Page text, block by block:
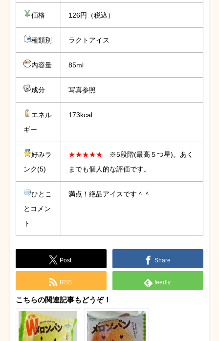
価格 126円（税込）
種類別 ラクトアイス
内容量 85ml
成分 写真参照
エネル
ギー
173kcal
好みラ
ンク(5)
★★★★★
※5段階(最高５つ星)。あく
までも個人的な評価です。
ひとこ
とコメン
ト
満点！絶品アイスです＾＾
Post Share
RSS feedly
こちらの関連記事もどうぞ！